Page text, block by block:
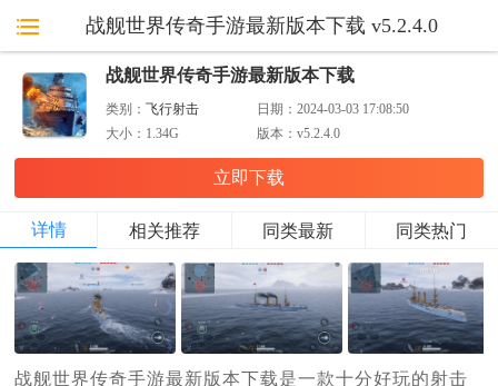
战舰世界传奇手游最新版本下载 v5.2.4.0
战舰世界传奇手游最新版本下载
类别：飞行射击 日期：2024-03-03 17:08:50
大小： 1.34G 版本：v5.2.4.0
立即下载
详情 相关推荐 同类最新 同类热门
战舰世界传奇手游最新版本下载是一款十分好玩的射击